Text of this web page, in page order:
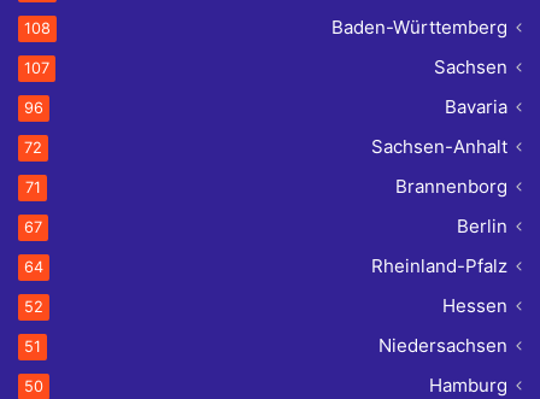
Baden-Württemberg
108
Sachsen
107
Bavaria
96
Sachsen-Anhalt
72
Brannenborg
71
Berlin
67
Rheinland-Pfalz
64
Hessen
52
Niedersachsen
51
Hamburg
50